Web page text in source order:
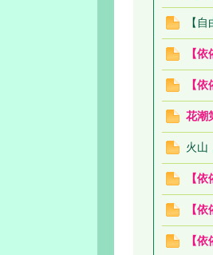
【
【
【
花潮
火山
【
【
【